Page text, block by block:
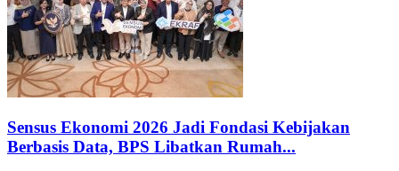
Sensus Ekonomi 2026 Jadi Fondasi Kebijakan
Berbasis Data, BPS Libatkan Rumah...